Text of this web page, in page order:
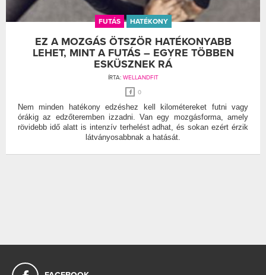
FUTÁS HATÉKONY
EZ A MOZGÁS ÖTSZÖR HATÉKONYABB
LEHET, MINT A FUTÁS – EGYRE TÖBBEN
ESKÜSZNEK RÁ
ÍRTA: WELLANDFIT
0
Nem minden hatékony edzéshez kell kilométereket futni vagy
órákig az edzőteremben izzadni. Van egy mozgásforma, amely
rövidebb idő alatt is intenzív terhelést adhat, és sokan ezért érzik
látványosabbnak a hatását.